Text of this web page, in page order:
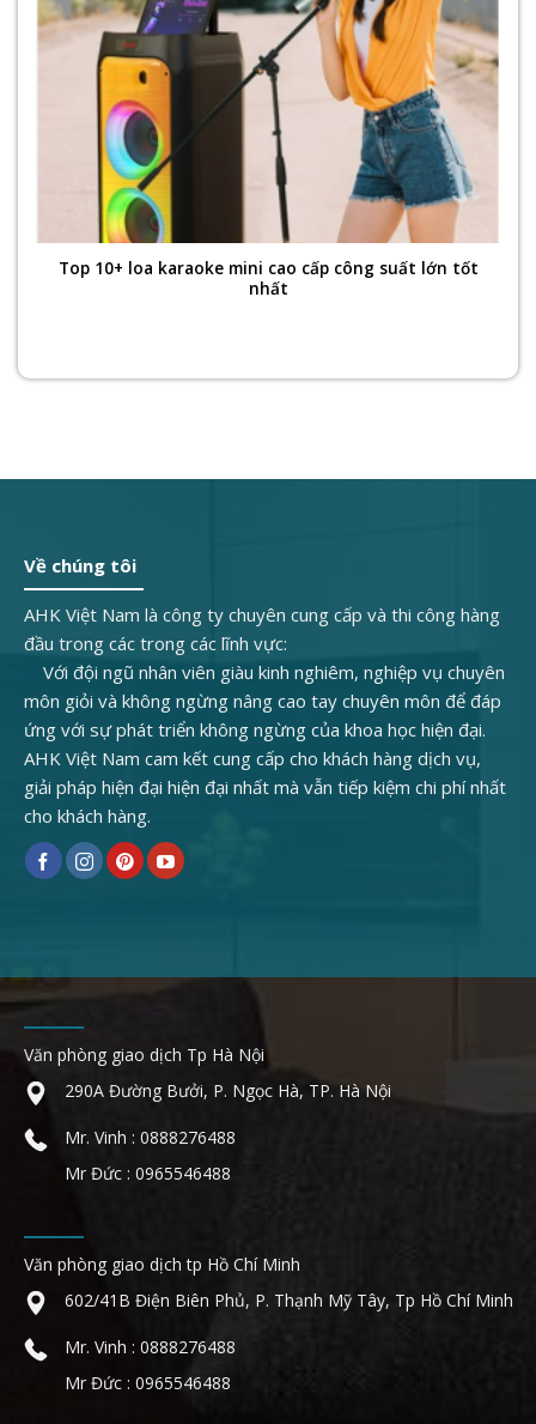
Top 10+ loa karaoke mini cao cấp công suất lớn tốt
nhất
Về chúng tôi
AHK Việt Nam là công ty chuyên cung cấp và thi công hàng
đầu trong các trong các lĩnh vực:
Với đội ngũ nhân viên giàu kinh nghiêm, nghiệp vụ chuyên
môn giỏi và không ngừng nâng cao tay chuyên môn để đáp
ứng với sự phát triển không ngừng của khoa học hiện đại.
AHK Việt Nam cam kết cung cấp cho khách hàng dịch vụ,
giải pháp hiện đại hiện đại nhất mà vẫn tiếp kiệm chi phí nhất
cho khách hàng.
Văn phòng giao dịch Tp Hà Nội
290A Đường Bưởi, P. Ngọc Hà, TP. Hà Nội
Mr. Vinh : 0888276488
Mr Đức : 0965546488
Văn phòng giao dịch tp Hồ Chí Minh
602/41B Điện Biên Phủ, P. Thạnh Mỹ Tây, Tp Hồ Chí Minh
Mr. Vinh : 0888276488
Mr Đức : 0965546488